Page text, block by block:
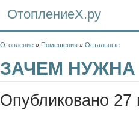
ОтоплениеХ.ру
Отопление » Помещения » Остальные
ЗАЧЕМ НУЖНА
Опубликовано 27